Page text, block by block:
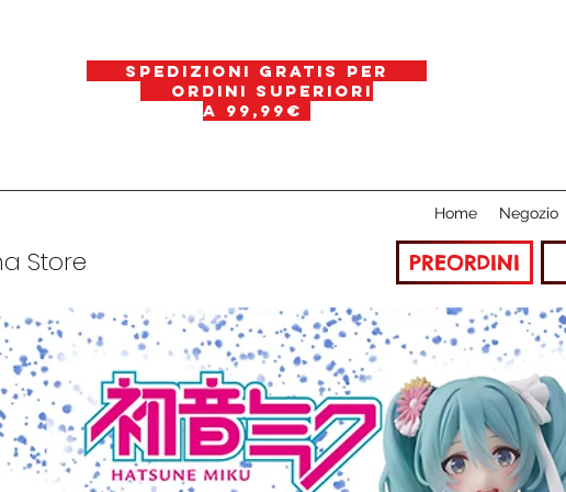
spedizioni gratis per
ordini superiori
a 99,99€
Store
Home Negozio
PREORDINI